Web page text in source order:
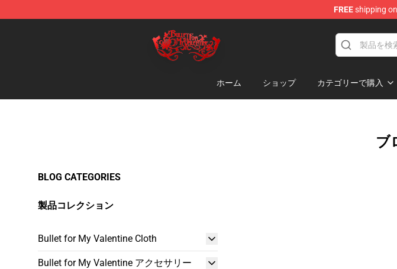
FREEshipping
Bullet for My Valentine Store - Official Bullet for My Valentine Merchandise Shop
ホーム ショップ カテゴリーで購入
ブ
BLOG CATEGORIES
製品コレクション
Bullet for My Valentine Cloth
Bullet for My Valentine アクセサリー